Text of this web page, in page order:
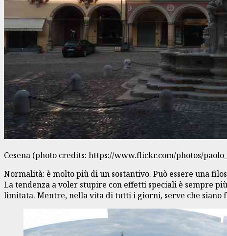
Cesena (photo credits: https://www.flickr.com/photos/
Normalità: è molto più di un sostantivo. Può essere una
La tendenza a voler stupire con effetti speciali è sempre
limitata. Mentre, nella vita di tutti i giorni, serve che siano